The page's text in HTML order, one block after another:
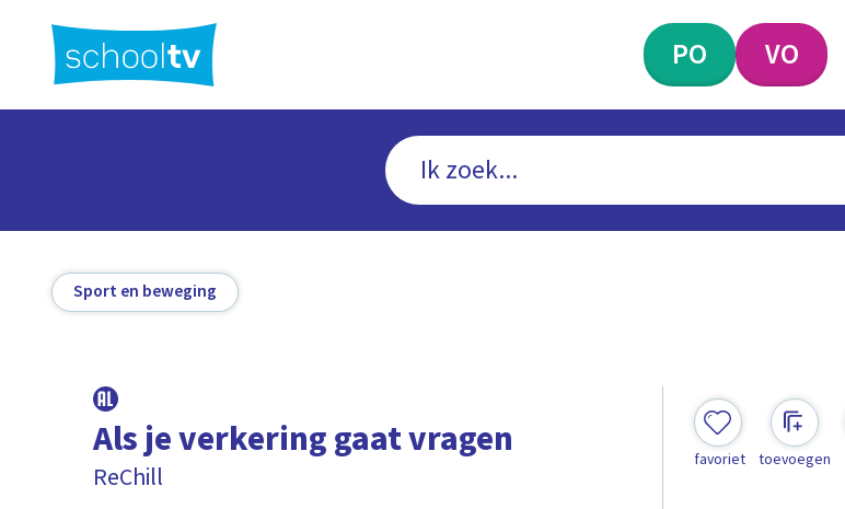
hoofdinhoud
PO VO
Sport en beweging
Als je verkering gaat vragen
ReChill
favoriet toevoegen